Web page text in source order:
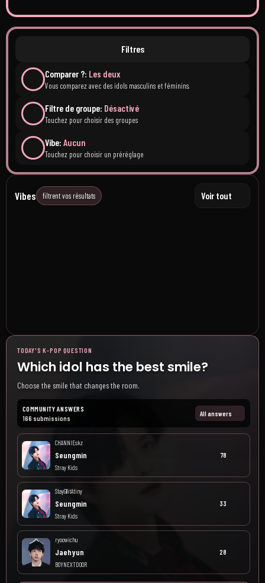
Filtres
Comparer ?: Les deux
Vous comparez avec des idols masculins et féminins.
Filtre de groupe: Désactivé
Touchez pour choisir des groupes
Vibe: Aucun
Touchez pour choisir un préréglage
Vibes filtrent vos résultats Voir tout
HYBE Energy
TODAY'S K-POP QUESTION
Which idol has the best smile?
Choose the smile that changes the room.
COMMUNITY ANSWERS
166 submissions
All answers
CHANNIEskz
Seungmin
Stray Kids
78
StayGllitAtiny
Seungmin
Stray Kids
33
ryoowichu
Jaehyun
BOYNEXTDOOR
28